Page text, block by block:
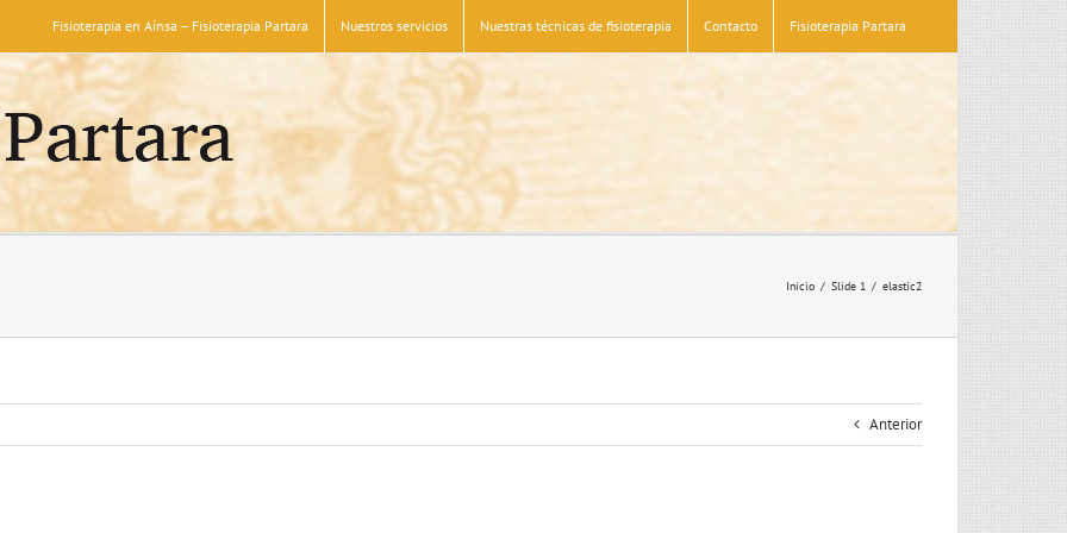
Fisioterapia en Aínsa – Fisioterapia Partara Nuestros servicios Nuestras técnicas de fisioterapia Contacto Fisioterapia Partara
Inicio Slide 1 elastic2
Anterior